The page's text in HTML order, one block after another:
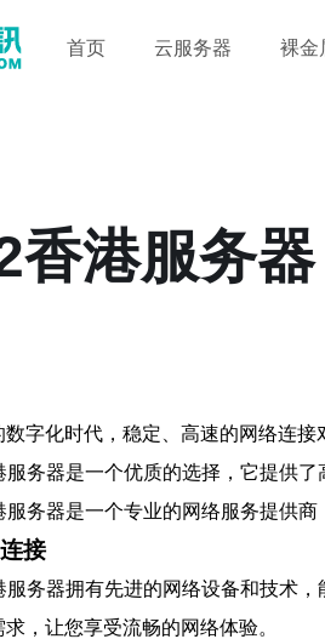
首页 云服务器 裸金
香港服务
数字化时代，稳定、高速的网络连
务器是一个优质的选择，它提供
服务器是一个专业的网络服务提供
接
服务器拥有先进的网络设备和技术
，让您享受流畅的网络体验。